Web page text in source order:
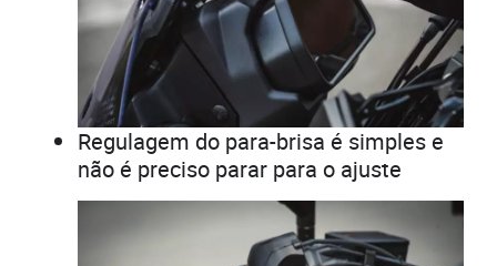
Regulagem do para-brisa é simples e
não é preciso parar para o ajuste